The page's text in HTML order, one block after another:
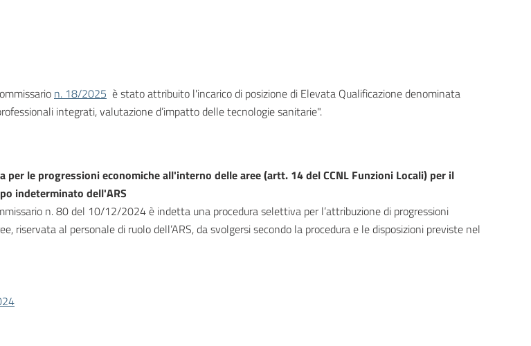
n. 18/2025 è stato attribuito l'incarico di posizione di Elevata Qualificazione denominata
integrati, valutazione d’impatto delle tecnologie sanitarie".
per le progressioni economiche all'interno delle aree (artt. 14 del CCNL Funzioni Locali) per il
indeterminato dell'ARS
n. 80 del 10/12/2024 è indetta una procedura selettiva per l’attribuzione di progressioni
riservata al personale di ruolo dell’ARS, da svolgersi secondo la procedura e le disposizioni previste nel